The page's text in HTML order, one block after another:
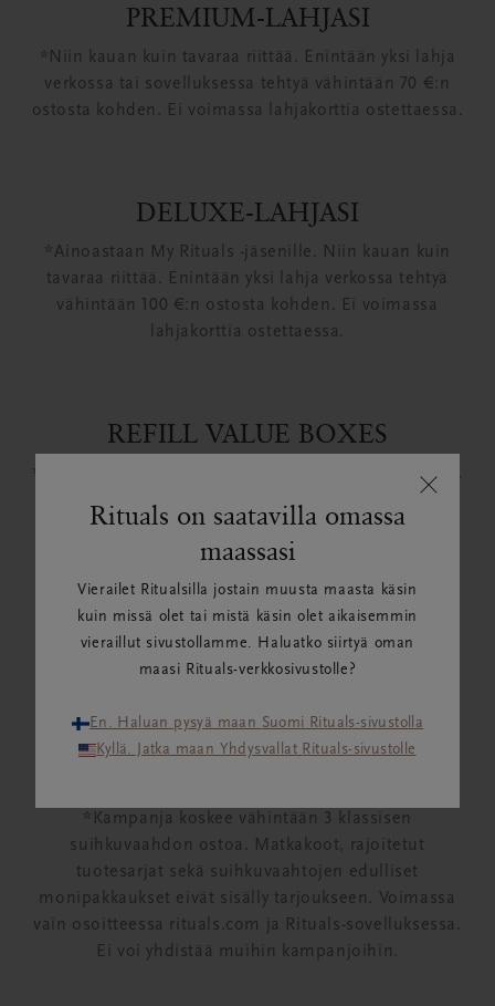
Rituals on saatavilla omassa
maassasi
Vierailet Ritualsilla jostain muusta maasta käsin
kuin missä olet tai mistä käsin olet aikaisemmin
vieraillut sivustollamme. Haluatko siirtyä oman
maasi Rituals-verkkosivustolle?
En. Haluan pysyä maan Suomi Rituals-sivustolla
Kyllä. Jatka maan Yhdysvallat Rituals-sivustolle
PREMIUM-LAHJASI
*Niin kauan kuin tavaraa riittää. Enintään yksi lahja
verkossa tai sovelluksessa tehtyä vähintään 70 €:n
ostosta kohden. Ei voimassa lahjakorttia ostettaessa.
DELUXE-LAHJASI
*Ainoastaan My Rituals -jäsenille. Niin kauan kuin
tavaraa riittää. Enintään yksi lahja verkossa tehtyä
vähintään 100 €:n ostosta kohden. Ei voimassa
lahjakorttia ostettaessa.
REFILL VALUE BOXES
*Ei voi yhdistää muihin kampanjoihin. Vain verkossa.
PUHDISTUSPALAT
*Tämä kampanja koskee kolmen Clean Beauty Bar -
palan ostoa.
SUIHKUVAAHTOJEN
*Kampanja koskee vähintään 3 klassisen
suihkuvaahdon ostoa. Matkakoot, rajoitetut
tuotesarjat sekä suihkuvaahtojen edulliset
monipakkaukset eivät sisälly tarjoukseen. Voimassa
vain osoitteessa rituals.com ja Rituals-sovelluksessa.
Ei voi yhdistää muihin kampanjoihin.